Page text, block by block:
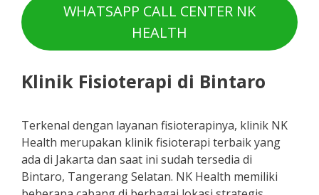
WHATSAPP CALL CENTER NK
HEALTH
Klinik Fisioterapi di Bintaro
Terkenal dengan layanan fisioterapinya, klinik NK
Health merupakan klinik fisioterapi terbaik yang
ada di Jakarta dan saat ini sudah tersedia di
Bintaro, Tangerang Selatan. NK Health memiliki